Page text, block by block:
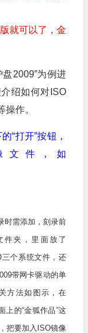
就可以了，金
2009”为例进
绍如何对ISO
作。
“打开”按钮，
文件，如
时需添加，刻录前
件夹，里面放了
三个系统文件，还
带网卡驱动的单
方法如图示，在
上的“金狐作品”这
把要加入ISO镜像